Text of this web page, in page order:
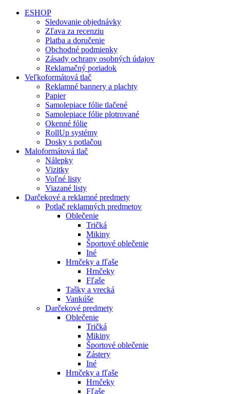
ESHOP
Sledovanie objednávky
Zľava za recenziu
Platba a doručenie
Obchodné podmienky
Zásady ochrany osobných údajov
Reklamačný poriadok
Veľkoformátová tlač
Reklamné bannery a plachty
Papier
Samolepiace fólie tlačené
Samolepiace fólie plotrované
Okenné fólie
RollUp systémy
Dosky s potlačou
Maloformátová tlač
Nálepky
Vizitky
Voľné listy
Viazané listy
Darčekové a reklamné predmety
Potlač reklamných predmetov
Oblečenie
Tričká
Mikiny
Športové oblečenie
Iné
Hrnčeky a fľaše
Hrnčeky
Fľaše
Tašky a vrecká
Vankúše
Darčekové predmety
Oblečenie
Tričká
Mikiny
Športové oblečenie
Zástery
Iné
Hrnčeky a fľaše
Hrnčeky
Fľaše